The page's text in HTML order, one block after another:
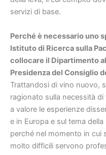
servizi di base.
Perché è necessario uno
Istituto di Ricerca sulla
collocare il Dipartimento
Presidenza del Consiglio
Trattandosi di vino nuovo,
ragionato sulla necessità
a valore le esperienze
e in Europa e sul tema
perché nel momento in cui
molto difficili servono